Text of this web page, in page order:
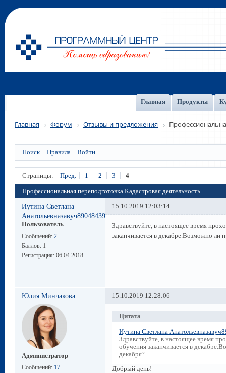
Главная Продукты
Главная Форум Отзывы и предложения
Поиск Правила Войти
Страницы: Пред. 1 2 3 4
Профессиональная переподготовка Кадастровая деятельность
Иутина Светлана
Анатольевназавуч89048439065
Пользователь
Сообщений: 2
Баллов: 1
Регистрация: 06.04.2018
15.10.2019 12:03:14
Здравствуйте, в настоящее время
заканчивается в декабре.Возможно ли
Юлия Минчакова
Администратор
Сообщений: 17
15.10.2019 12:28:06
Цитата
Иутина Светлана
Здравствуйте, в настоящее время
обучения заканчивается в
декабря?
Добрый день!